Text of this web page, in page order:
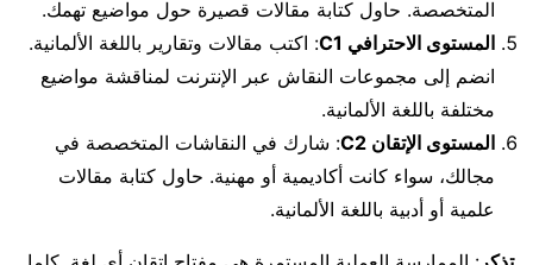
المتخصصة. حاول كتابة مقالات قصيرة حول مواضيع تهمك.
المستوى الاحترافي C1
: اكتب مقالات وتقارير باللغة الألمانية.
انضم إلى مجموعات النقاش عبر الإنترنت لمناقشة مواضيع
مختلفة باللغة الألمانية.
المستوى الإتقان C2
: شارك في النقاشات المتخصصة في
مجالك، سواء كانت أكاديمية أو مهنية. حاول كتابة مقالات
علمية أو أدبية باللغة الألمانية.